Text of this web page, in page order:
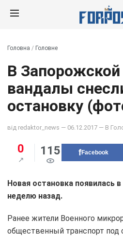
Головна / Головне
В Запорожской
вандалы
остановку
від redaktor_news — 06.12.2017 — В
0 115 Facebook
Новая остановка появилась
неделю назад.
Ранее жители Военного
общественный транспорт